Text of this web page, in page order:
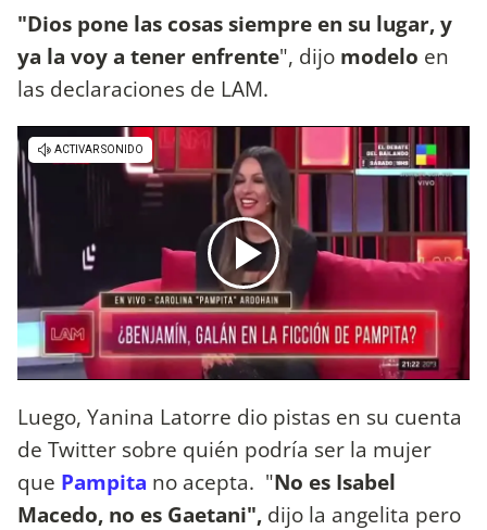
"Dios pone las cosas siempre en su lugar, y
ya la voy a tener enfrente", dijo modelo en
las declaraciones de LAM.
Luego, Yanina Latorre dio pistas en su cuenta
de Twitter sobre quién podría ser la mujer
que Pampita no acepta. "No es Isabel
Macedo, no es Gaetani", dijo la angelita pero